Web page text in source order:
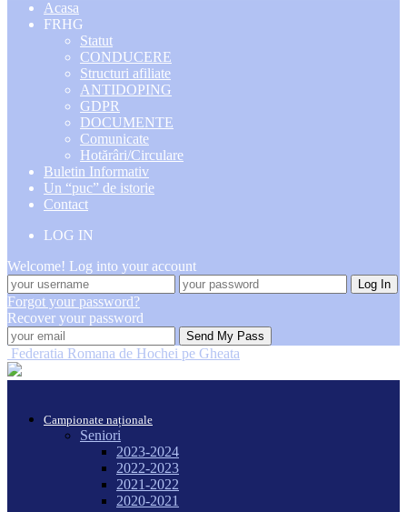
Acasa
FRHG
Statut
CONDUCERE
Structuri afiliate
ANTIDOPING
GDPR
DOCUMENTE
Comunicate
Hotărâri/Circulare
Buletin Informativ
Un “puc” de istorie
Contact
LOG IN
Welcome! Log into your account
Forgot your password?
Recover your password
Federatia Romana de Hochei pe Gheata
Campionate naționale
Seniori
2023-2024
2022-2023
2021-2022
2020-2021